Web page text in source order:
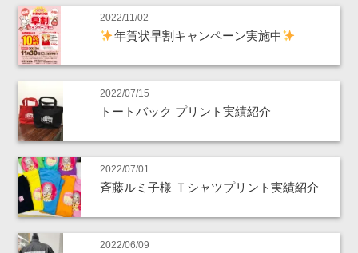
2022/11/02
年賀状早割キャンペーン実施中
2022/07/15
トートバック プリント実績紹介
2022/07/01
斉藤ルミ子様 Ｔシャツプリント実績紹介
2022/06/09